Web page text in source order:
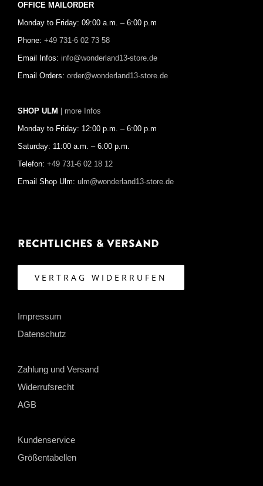
OFFICE MAILORDER
Monday to Friday: 09:00 a.m. – 6:00 p.m
Phone: +49 731-6 02 73 58
Email Infos: info@wonderland13-store.de
Email Orders: order@wonderland13-store.de
SHOP ULM | more Infos
Monday to Friday: 12:00 p.m. – 6:00 p.m
Saturday: 11:00 a.m. – 6:00 p.m.
Telefon: +49 731-6 02 18 12
Email Shop Ulm: ulm@wonderland13-store.de
Rechtliches & Versand
VERTRAG WIDERRUFEN
Impressum
Datenschutz
Zahlung und Versand
Widerrufsrecht
AGB
Kundenservice
Größentabellen